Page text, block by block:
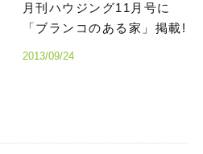
月刊ハウジング11月号に
「ブランコのある家」掲載!
2013/09/24